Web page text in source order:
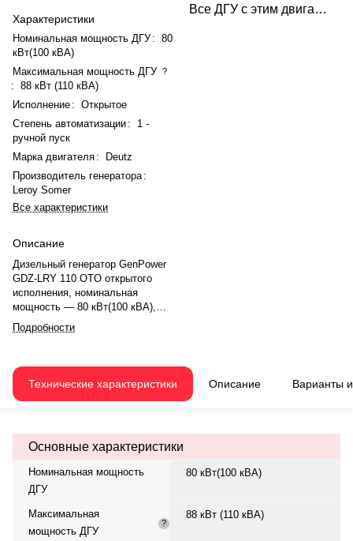
Характеристики
Номинальная мощность ДГУ : 80
кВт(100 кВА)
Максимальная мощность ДГУ ?
: 88 кВт (110 кВА)
Исполнение : Открытое
Степень автоматизации :
1 -
ручной пуск
Марка двигателя :
Deutz
Производитель генератора :
Leroy Somer
Все характеристики
Описание
Дизельный генератор GenPower
GDZ-LRY 110 OTO открытого
исполнения, номинальная
мощность — 80 кВт(100 кВА),
максимальная — 88 кВт (110
кВА). Двигатель Deutz
электронный регулятором
оборотов. Система охлаждения
вращения — 1500 об/мин.
Генератор синхронный, 3-фазный,
H. Расход топлива: 24.20 л/ч при
100% нагрузке, 18 л/ч при 75%.
сжатия — 19:1. Вес — 1067 кг,
габариты: 1900×700×1562 мм.
Подробности
Все ДГУ с этим двигателем
Технические характеристики Описание Варианты
Основные характеристики
Номинальная мощность
ДГУ
80 кВт(100 кВА)
Максимальная
мощность ДГУ
?
88 кВт (110 кВА)